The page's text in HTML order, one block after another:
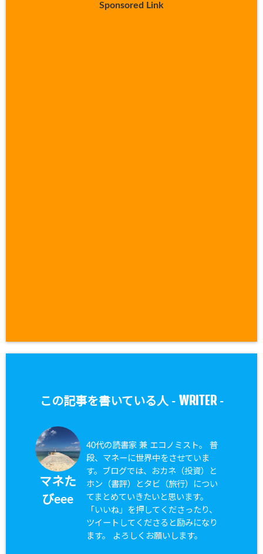
Sponsored Link
この記事を書いている人 - WRITER-
マネた
びeee
40代の読書家 兼 エコノミスト。 普
段、マネーに世界中をさせていま
す。ブログでは、おカネ（投資）と
ホン（書評）とタビ（旅行）につい
てまとめていきたいと思います。
「いいね」を押してくださったり、
ツイートしてくださると励みになり
ます。 よろしくお願いします。